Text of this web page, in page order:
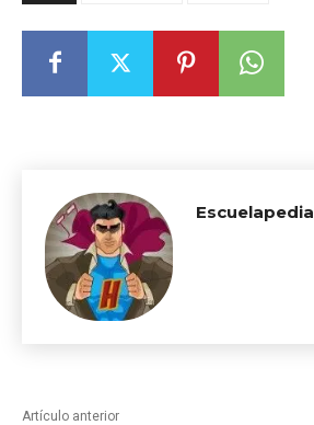
Escuelapedia
Artículo anterior